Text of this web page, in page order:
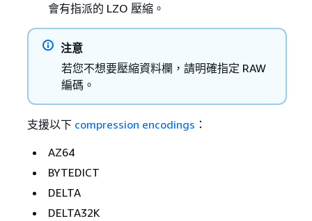
會有指派的 LZO 壓縮。
注意
若您不想要壓縮資料欄，請明確指定 RAW
編碼。
支援以下 compression encodings ：
AZ64
BYTEDICT
DELTA
DELTA32K